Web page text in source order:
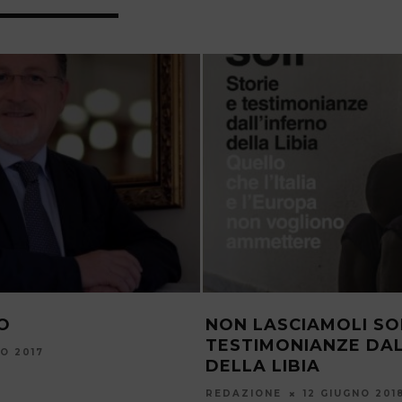
2017
NON LASCIAMOLI
TESTIMONIANZE
DELLA LIBIA
REDAZIONE 12 GIUGNO 2018